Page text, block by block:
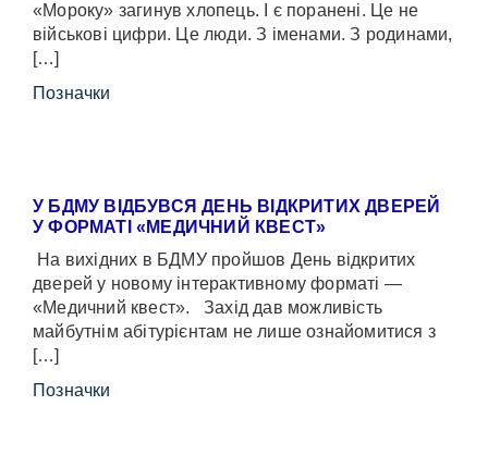
«Мороку» загинув хлопець. І є поранені. Це не
військові цифри. Це люди. З іменами. З родинами,
[…]
Позначки
У БДМУ ВІДБУВСЯ ДЕНЬ ВІДКРИТИХ ДВЕРЕЙ
У ФОРМАТІ «МЕДИЧНИЙ КВЕСТ»
На вихідних в БДМУ пройшов День відкритих
дверей у новому інтерактивному форматі —
«Медичний квест». Захід дав можливість
майбутнім абітурієнтам не лише ознайомитися з
[…]
Позначки